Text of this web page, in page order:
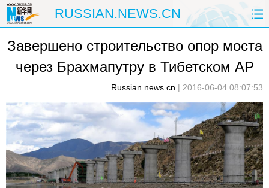
RUSSIAN.NEWS.CN
ГЛАВНАЯ КИТАЙ РФ И СНГ
В МИРЕ ЭКОНОМИКА ОБЩЕСТВО
НАУКА ПРИРОДА КУЛЬТУРА
СПОРТ ЗДОРОВЬЕ ФОТОЛЕНТЫ
СПЕЦТЕМЫ
Завершено строительство опор моста
через Брахмапутру в Тибетском АР
Russian.news.cn | 2016-06-04 08:07:53